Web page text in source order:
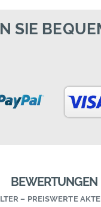
SIE
BEWERTUNGEN
– PREISWERTE